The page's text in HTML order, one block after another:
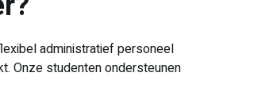
administratief personeel
Onze studenten ondersteunen